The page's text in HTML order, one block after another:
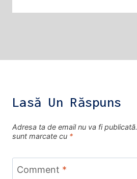
Lasă Un Răspuns
Adresa ta de email nu va fi publicată.
sunt marcate cu *
Comment *